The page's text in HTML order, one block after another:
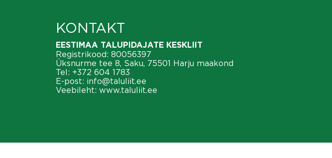
KONTAKT
EESTIMAA TALUPIDAJATE KESKLIIT
Registrikood: 80056397
Üksnurme tee 8, Saku, 75501 Harju maakond
Tel: +372 604 1783
E-post: info@taluliit.ee
Veebileht: www.taluliit.ee